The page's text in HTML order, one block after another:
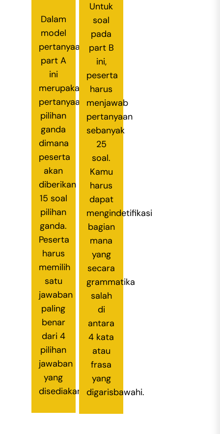
Dalam
model
pertanyaan
part A
ini
merupakan
pertanyaan
pilihan
ganda
dimana
peserta
akan
diberikan
15 soal
pilihan
ganda.
Peserta
harus
memilih
satu
jawaban
paling
benar
dari 4
pilihan
jawaban
yang
disediakan.
Untuk
soal
pada
part B
ini,
peserta
harus
menjawab
pertanyaan
sebanyak
25
soal.
Kamu
harus
dapat
mengindetifikasi
bagian
mana
yang
secara
grammatika
salah
di
antara
4 kata
atau
frasa
yang
digarisbawahi.